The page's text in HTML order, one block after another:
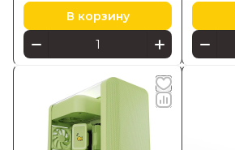
В корзину